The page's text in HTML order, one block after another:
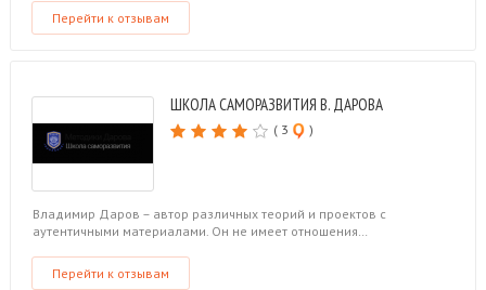
Перейти к отзывам
ШКОЛА САМОРАЗВИТИЯ В. ДАРОВА
( 3 )
Владимир Даров – автор различных теорий и проектов с
аутентичными материалами. Он не имеет отношения…
Перейти к отзывам